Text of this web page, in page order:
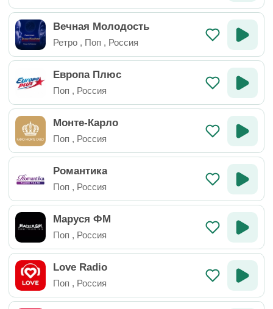
Вечная Молодость
Ретро , Поп , Россия
Европа Плюс
Поп , Россия
Монте-Карло
Поп , Россия
Романтика
Поп , Россия
Маруся ФМ
Поп , Россия
Love Radio
Поп , Россия